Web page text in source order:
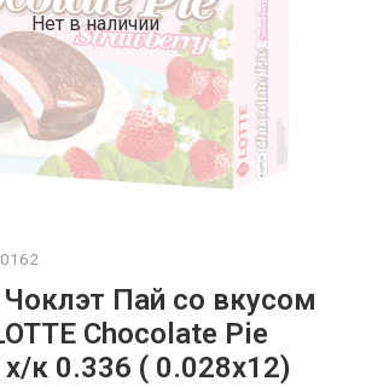
Нет в наличии
Пай со вкусом
Chocolate Pie
к 0.336 ( 0.028х12)